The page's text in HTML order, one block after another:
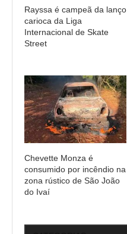
Rayssa é campeã da lanço
carioca da Liga
Internacional de Skate
Street
Chevette Monza é
consumido por incêndio na
zona rústico de São João
do Ivaí